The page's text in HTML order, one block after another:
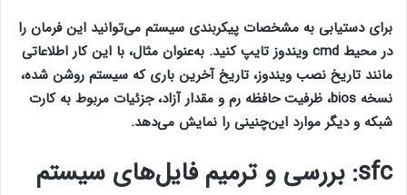
برای دستیابی به مشخصات پیکربندی سیستم می‌توانید این فرمان را
در محیط cmd ویندوز تایپ کنید. به‌عنوان مثال، با این کار اطلاعاتی
مانند تاریخ نصب ویندوز، تاریخ آخرین باری که سیستم روشن شده،
نسخه bios، ظرفیت حافظه رم و مقدار آزاد، جزئیات مربوط به کارت
شبکه و دیگر موارد این‌چنینی را نمایش می‌دهد.
sfc: بررسی و ترمیم فایل‌های سیستم